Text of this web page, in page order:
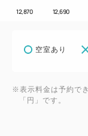
・コインランド
てご宿泊いただ
12,870 12,690
空室あり
※表示料金は予約で
「円」です。